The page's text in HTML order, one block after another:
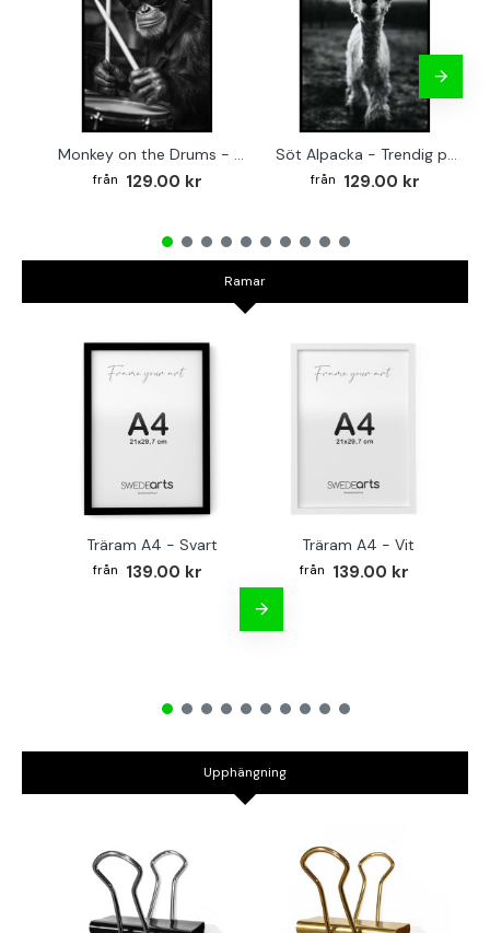
Monkey on the Drums - Trendig poster
129.00 kr
Söt Alpacka - Trendig poster
129.00 kr
Ramar
Träram A4 - Svart
139.00 kr
Träram A4 - Vit
139.00 kr
Upphängning